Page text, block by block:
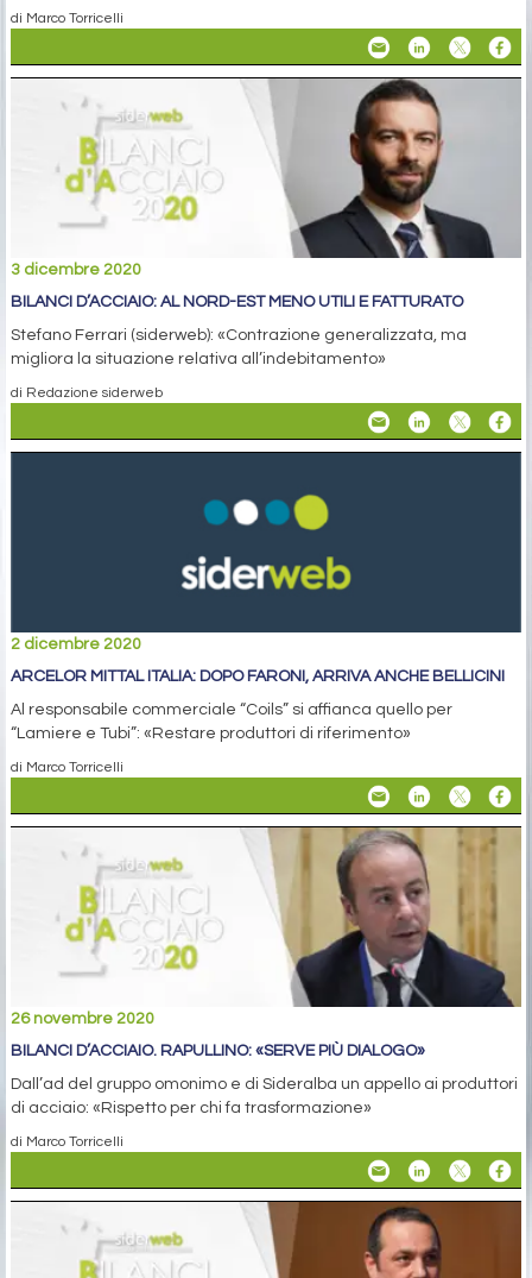
di Marco Torricelli
3 dicembre 2020
BILANCI D’ACCIAIO: AL NORD-EST MENO UTILI E FATTURATO
Stefano Ferrari (siderweb): «Contrazione generalizzata, ma
migliora la situazione relativa all’indebitamento»
di Redazione siderweb
2 dicembre 2020
ARCELOR MITTAL ITALIA: DOPO FARONI, ARRIVA ANCHE BELLICINI
Al responsabile commerciale “Coils” si affianca quello per
“Lamiere e Tubi”: «Restare produttori di riferimento»
di Marco Torricelli
26 novembre 2020
BILANCI D’ACCIAIO. RAPULLINO: «SERVE PIÙ DIALOGO»
Dall’ad del gruppo omonimo e di Sideralba un appello ai produttori
di acciaio: «Rispetto per chi fa trasformazione»
di Marco Torricelli